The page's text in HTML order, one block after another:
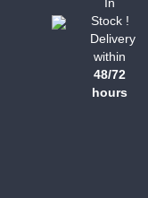
Stock !
Delivery
within
48/72
hours